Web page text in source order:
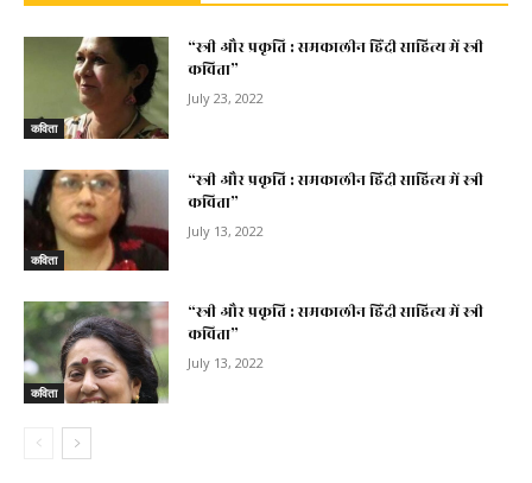
कविता
“स्त्री और प्रकृति : समकालीन हिंदी साहित्य में स्त्री
कविता”
July 23, 2022
कविता
“स्त्री और प्रकृति : समकालीन हिंदी साहित्य में स्त्री
कविता”
July 13, 2022
कविता
“स्त्री और प्रकृति : समकालीन हिंदी साहित्य में स्त्री
कविता”
July 13, 2022